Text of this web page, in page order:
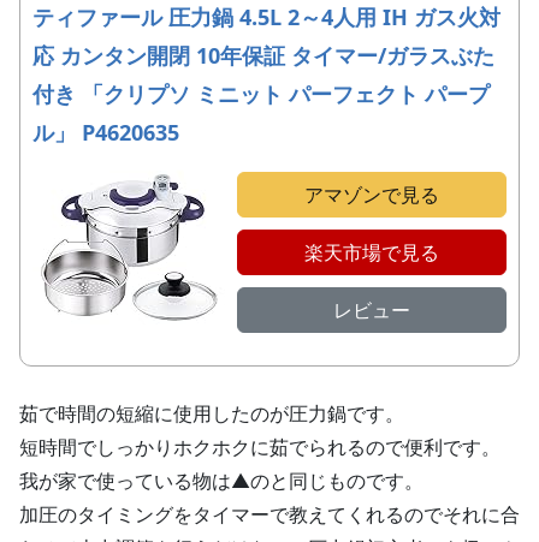
ティファール 圧力鍋 4.5L 2～4人用 IH ガス火対
応 カンタン開閉 10年保証 タイマー/ガラスぶた
付き 「クリプソ ミニット パーフェクト パープ
ル」 P4620635
アマゾンで見る
楽天市場で見る
レビュー
茹で時間の短縮に使用したのが圧力鍋です。
短時間でしっかりホクホクに茹でられるので便利です。
我が家で使っている物は▲のと同じものです。
加圧のタイミングをタイマーで教えてくれるのでそれに合